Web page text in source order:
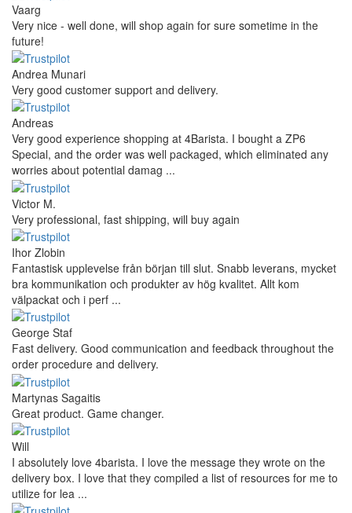
Vaarg
Very nice - well done, will shop again for sure sometime in the
future!
Andrea Munari
Very good customer support and delivery.
Andreas
Very good experience shopping at 4Barista. I bought a ZP6
Special, and the order was well packaged, which eliminated any
worries about potential damag ...
Victor M.
Very professional, fast shipping, will buy again
Ihor Zlobin
Fantastisk upplevelse från början till slut. Snabb leverans, mycket
bra kommunikation och produkter av hög kvalitet. Allt kom
välpackat och i perf ...
George Staf
Fast delivery. Good communication and feedback throughout the
order procedure and delivery.
Martynas Sagaitis
Great product. Game changer.
Will
I absolutely love 4barista. I love the message they wrote on the
delivery box. I love that they compiled a list of resources for me to
utilize for lea ...